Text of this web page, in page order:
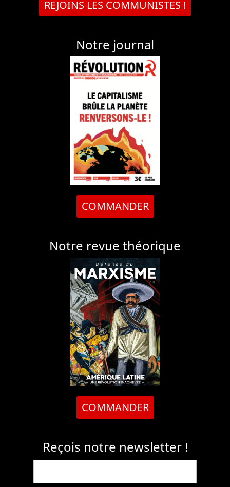
REJOINS LES COMMUNISTES !
Notre journal
COMMANDER
Notre revue théorique
COMMANDER
Reçois notre newsletter !